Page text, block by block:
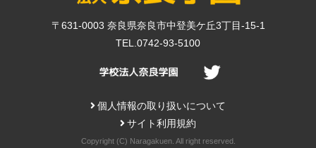
〒631-0003 奈良県奈良市中登美ケ丘3丁目-15-1
TEL.0742-93-5100
個人情報の取り扱いについて
サイト利用規約
Copyright (C) Naragakuen. All right reserved.